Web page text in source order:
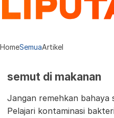
HomeSemuaArtikel
semut di makanan
Jangan remehkan bahaya
Pelajari kontaminasi